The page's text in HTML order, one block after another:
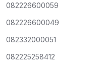
082226600059
082226600049
082332000051
082225258412